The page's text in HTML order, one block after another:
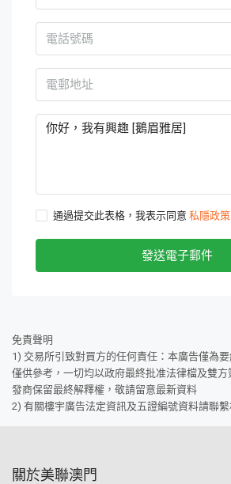
通過提交此表格，我表示同意 私隱政策
發送電子郵件
免責聲明
1) 交易所引致對買方的任何責任：本廣告僅為
僅供參考，一切均以政府最終批准法律檔及雙
發商保留最終解釋權，敬請留意最新資料
2) 有關樓宇廣告法定資訊及五證編號資料請聯
關於美聯澳門